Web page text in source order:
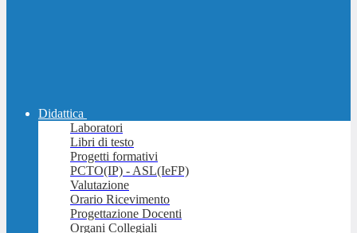
Didattica
Laboratori
Libri di testo
Progetti formativi
PCTO(IP) - ASL(IeFP)
Valutazione
Orario Ricevimento
Progettazione Docenti
Organi Collegiali